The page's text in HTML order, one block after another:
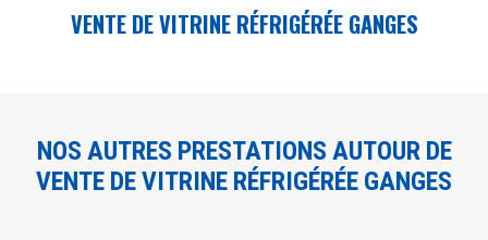
VENTE DE VITRINE RÉFRIGÉRÉE GANGES
NOS AUTRES PRESTATIONS AUTOUR DE
VENTE DE VITRINE RÉFRIGÉRÉE GANGES